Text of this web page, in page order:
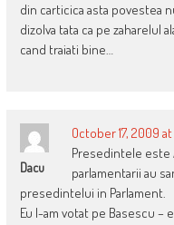
din carticica asta povestea
dizolva tata ca pe zaharelul
cand traiati bine…
Dacu
October 17, 2009 at
Presedintele este
parlamentarii au
presedintelui in Parlament.
Eu l-am votat pe Basescu